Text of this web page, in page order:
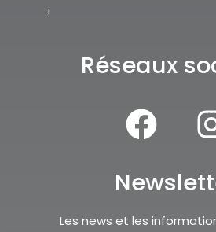
!
Réseaux
Les news et les